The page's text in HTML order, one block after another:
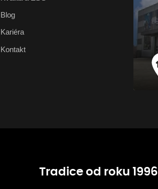
Blog
Kariéra
Kontakt
Tradice od roku 1996